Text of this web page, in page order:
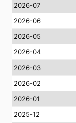
2026-07
2026-06
2026-05
2026-04
2026-03
2026-02
2026-01
2025-12